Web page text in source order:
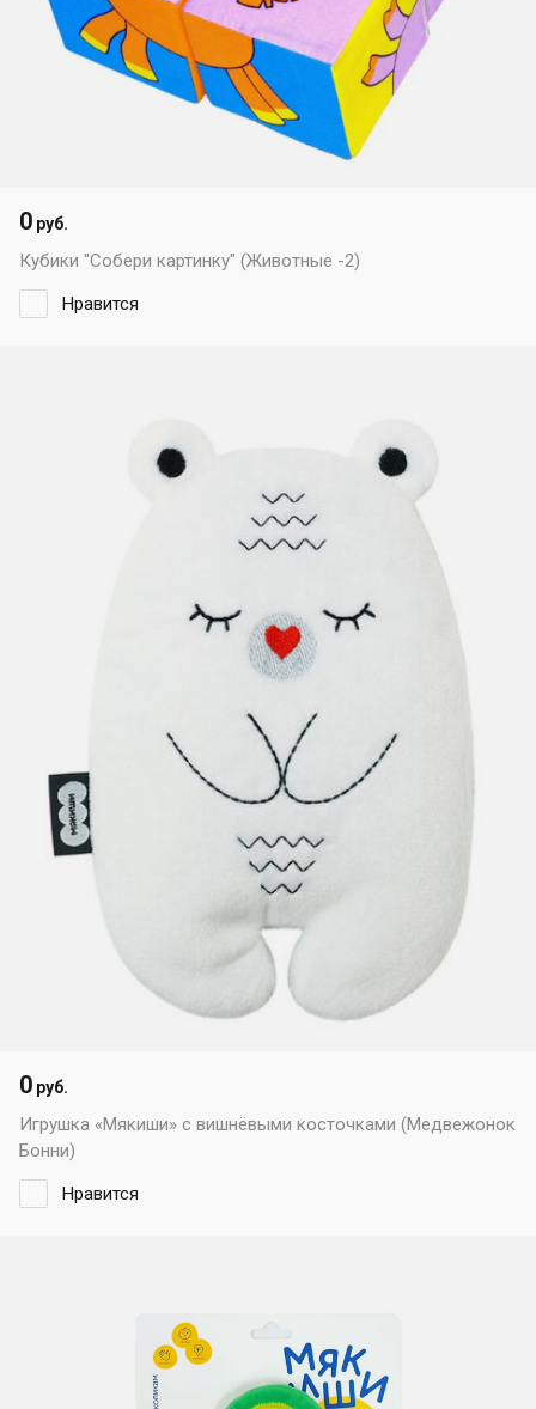
Кубики "Собери картинку" (Животные -2)
0 руб.
Нравится
Игрушка «Мякиши» с вишнёвыми косточками (Медвежонок
Бонни)
0 руб.
Нравится